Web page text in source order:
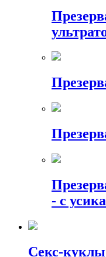
- с
Секс-куклы